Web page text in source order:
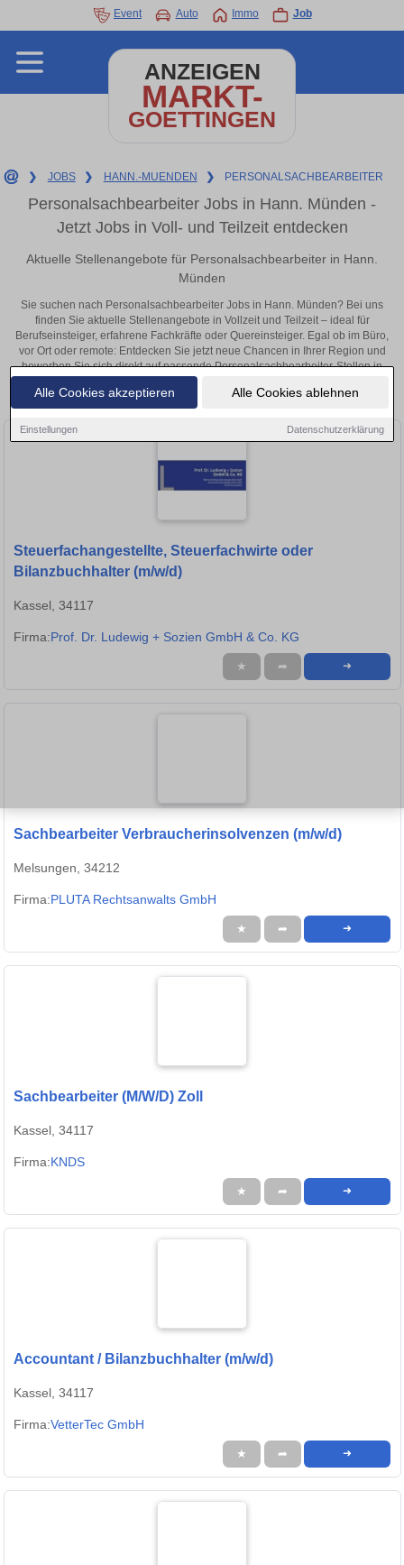
Alle Cookies akzeptieren Alle Cookies ablehnen
Einstellungen Datenschutzerklärung
Event Auto Immo Job
ANZEIGEN
MARKT-
GOETTINGEN
❯ JOBS ❯ HANN.-MUENDEN ❯ PERSONALSACHBEARBEITER
Personalsachbearbeiter Jobs in Hann. Münden -
Jetzt Jobs in Voll- und Teilzeit entdecken
Aktuelle Stellenangebote für Personalsachbearbeiter in Hann.
Münden
Sie suchen nach Personalsachbearbeiter Jobs in Hann. Münden? Bei uns
finden Sie aktuelle Stellenangebote in Vollzeit und Teilzeit – ideal für
Berufseinsteiger, erfahrene Fachkräfte oder Quereinsteiger. Egal ob im Büro,
vor Ort oder remote: Entdecken Sie jetzt neue Chancen in Ihrer Region und
bewerben Sie sich direkt auf passende Personalsachbearbeiter-Stellen in
Hann. Münden!
Steuerfachangestellte, Steuerfachwirte oder
Bilanzbuchhalter (m/w/d)
Kassel, 34117
Firma:Prof. Dr. Ludewig + Sozien GmbH & Co. KG
★ ➦ ➜
Sachbearbeiter Verbraucherinsolvenzen (m/w/d)
Melsungen, 34212
Firma:PLUTA Rechtsanwalts GmbH
★ ➦ ➜
Sachbearbeiter (M/W/D) Zoll
Kassel, 34117
Firma:KNDS
★ ➦ ➜
Accountant / Bilanzbuchhalter (m/w/d)
Kassel, 34117
Firma:VetterTec GmbH
★ ➦ ➜